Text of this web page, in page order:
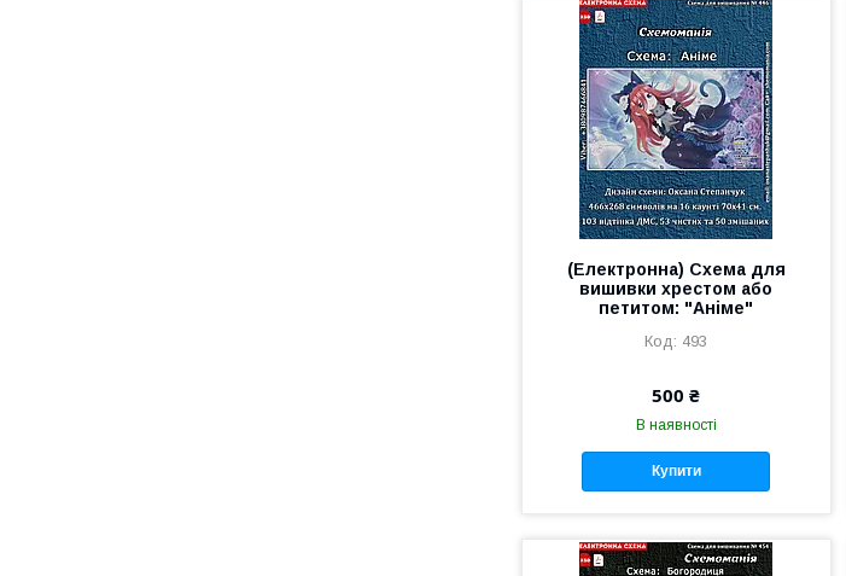
(Електронна) Схема для
вишивки хрестом або
петитом: "Аніме"
493
500 ₴
В наявності
Купити